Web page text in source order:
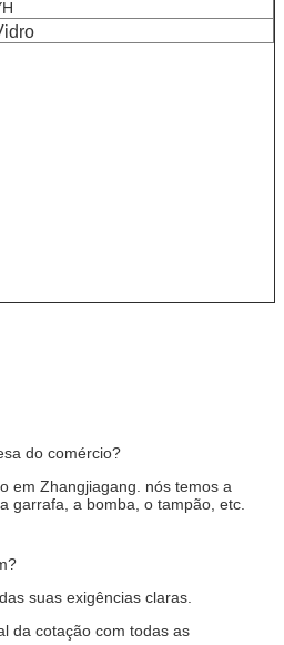
do comércio?
em Zhangjiagang. nós temos a
garrafa, a bomba, o tampão, etc.
suas exigências claras.
da cotação com todas as